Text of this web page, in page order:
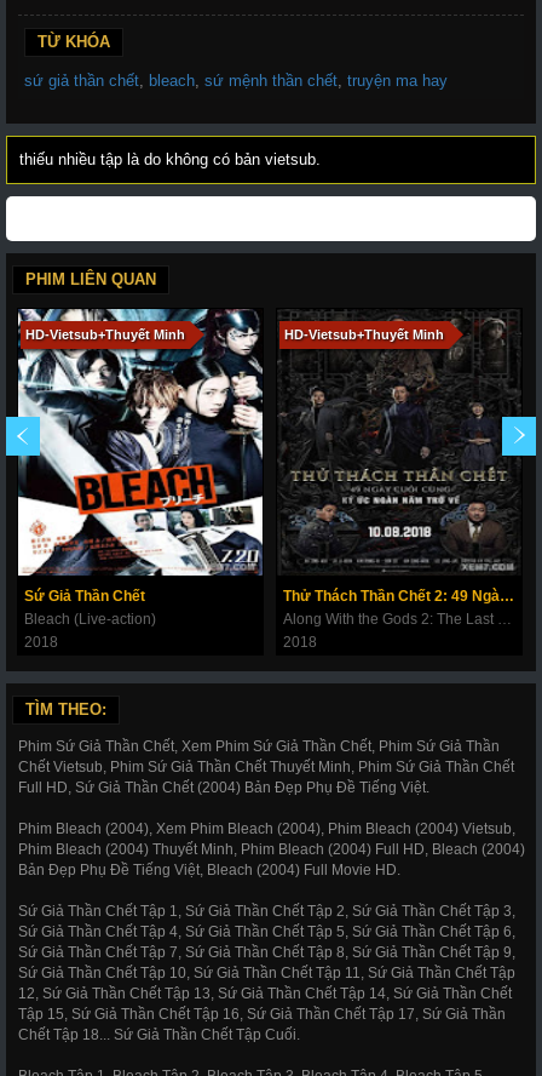
TỪ KHÓA
sứ giả thần chết, bleach, sứ mệnh thần chết, truyện ma hay
thiếu nhiều tập là do không có bản vietsub.
PHIM LIÊN QUAN
HD-Vietsub+Thuyết Minh
Sứ Giả Thần Chết
Bleach (Live-action)
2018
HD-Vietsub+Thuyết Minh
Thử Thách Thần Chết 2: 49 Ngày Cuối Cùng
Along With the Gods 2: The Last 49 Days
2018
TÌM THEO:
Phim Sứ Giả Thần Chết, Xem Phim Sứ Giả Thần Chết, Phim Sứ Giả Thần
Chết Vietsub, Phim Sứ Giả Thần Chết Thuyết Minh, Phim Sứ Giả Thần Chết
Full HD, Sứ Giả Thần Chết (2004) Bản Đẹp Phụ Đề Tiếng Việt.
Phim Bleach (2004), Xem Phim Bleach (2004), Phim Bleach (2004) Vietsub,
Phim Bleach (2004) Thuyết Minh, Phim Bleach (2004) Full HD, Bleach (2004)
Bản Đẹp Phụ Đề Tiếng Việt, Bleach (2004) Full Movie HD.
Sứ Giả Thần Chết Tập 1, Sứ Giả Thần Chết Tập 2, Sứ Giả Thần Chết Tập 3,
Sứ Giả Thần Chết Tập 4, Sứ Giả Thần Chết Tập 5, Sứ Giả Thần Chết Tập 6,
Sứ Giả Thần Chết Tập 7, Sứ Giả Thần Chết Tập 8, Sứ Giả Thần Chết Tập 9,
Sứ Giả Thần Chết Tập 10, Sứ Giả Thần Chết Tập 11, Sứ Giả Thần Chết Tập
12, Sứ Giả Thần Chết Tập 13, Sứ Giả Thần Chết Tập 14, Sứ Giả Thần Chết
Tập 15, Sứ Giả Thần Chết Tập 16, Sứ Giả Thần Chết Tập 17, Sứ Giả Thần
Chết Tập 18... Sứ Giả Thần Chết Tập Cuối.